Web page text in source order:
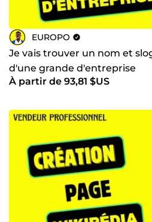
EUROPO
Je vais trouver un nom et
d'une grande d'entreprise
À partir de 93,81 $US